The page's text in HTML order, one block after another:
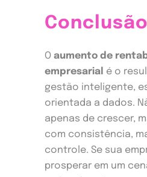
Conclusão
O aumento de
empresarial é o
gestão inteligente,
orientada a dados.
apenas de crescer,
com consistência,
controle. Se sua
prosperar em um